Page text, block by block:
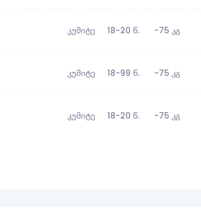
კუმიტე 18-20 წ. -75 კგ
კუმიტე 18-99 წ. -75 კგ
კუმიტე 18-20 წ. -75 კგ